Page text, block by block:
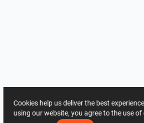
Cookies help us deliver the best
using our website, you agree to the use of